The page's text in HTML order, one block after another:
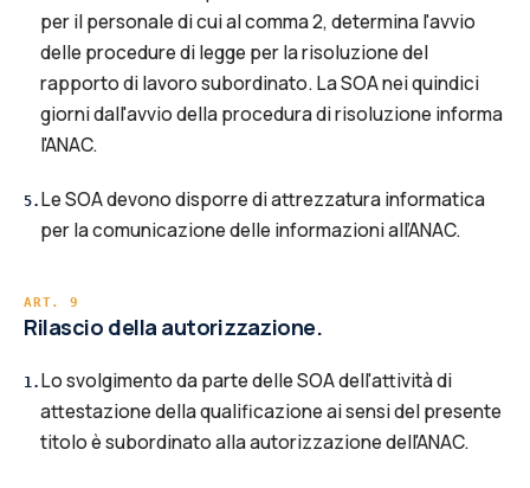
per il personale di cui al comma 2, determina l'avvio
delle procedure di legge per la risoluzione del
rapporto di lavoro subordinato. La SOA nei quindici
giorni dall'avvio della procedura di risoluzione informa
l'ANAC.
5. Le SOA devono disporre di attrezzatura informatica
per la comunicazione delle informazioni all’ANAC.
ART. 9
Rilascio della autorizzazione.
1. Lo svolgimento da parte delle SOA dell'attività di
attestazione della qualificazione ai sensi del presente
titolo è subordinato alla autorizzazione dell'ANAC.